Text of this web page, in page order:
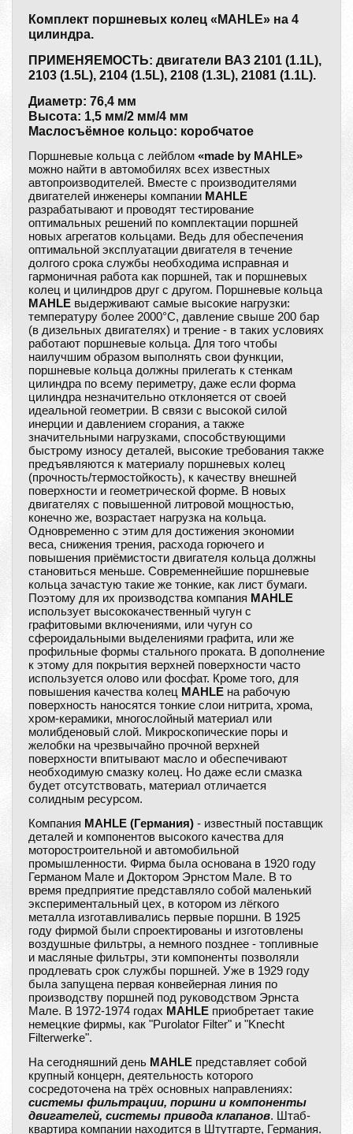
Комплект поршневых колец «MAHLE» на 4
цилиндра.
ПРИМЕНЯЕМОСТЬ: двигатели ВАЗ 2101 (1.1L),
2103 (1.5L), 2104 (1.5L), 2108 (1.3L), 21081 (1.1L).
Диаметр: 76,4 мм
Высота: 1,5 мм/2 мм/4 мм
Маслосъёмное кольцо: коробчатое
Поршневые кольца с лейблом «made by MAHLE»
можно найти в автомобилях всех известных
автопроизводителей. Вместе с производителями
двигателей инженеры компании MAHLE
разрабатывают и проводят тестирование
оптимальных решений по комплектации поршней
новых агрегатов кольцами. Ведь для обеспечения
оптимальной эксплуатации двигателя в течение
долгого срока службы необходима исправная и
гармоничная работа как поршней, так и поршневых
колец и цилиндров друг с другом. Поршневые кольца
MAHLE выдерживают самые высокие нагрузки:
температуру более 2000°C, давление свыше 200 бар
(в дизельных двигателях) и трение - в таких условиях
работают поршневые кольца. Для того чтобы
наилучшим образом выполнять свои функции,
поршневые кольца должны прилегать к стенкам
цилиндра по всему периметру, даже если форма
цилиндра незначительно отклоняется от своей
идеальной геометрии. В связи с высокой силой
инерции и давлением сгорания, а также
значительными нагрузками, способствующими
быстрому износу деталей, высокие требования также
предъявляются к материалу поршневых колец
(прочность/термостойкость), к качеству внешней
поверхности и геометрической форме. В новых
двигателях с повышенной литровой мощностью,
конечно же, возрастает нагрузка на кольца.
Одновременно с этим для достижения экономии
веса, снижения трения, расхода горючего и
повышения приёмистости двигателя кольца должны
становиться меньше. Современнейшие поршневые
кольца зачастую такие же тонкие, как лист бумаги.
Поэтому для их производства компания MAHLE
использует высококачественный чугун с
графитовыми включениями, или чугун со
сфероидальными выделениями графита, или же
профильные формы стального проката. В дополнение
к этому для покрытия верхней поверхности часто
используется олово или фосфат. Кроме того, для
повышения качества колец MAHLE на рабочую
поверхность наносятся тонкие слои нитрита, хрома,
хром-керамики, многослойный материал или
молибденовый слой. Микроскопические поры и
желобки на чрезвычайно прочной верхней
поверхности впитывают масло и обеспечивают
необходимую смазку колец. Но даже если смазка
будет отсутствовать, материал отличается
солидным ресурсом.
Компания MAHLE (Германия) - известный поставщик
деталей и компонентов высокого качества для
моторостроительной и автомобильной
промышленности. Фирма была основана в 1920 году
Германом Мале и Доктором Эрнстом Мале. В то
время предприятие представляло собой маленький
экспериментальный цех, в котором из лёгкого
металла изготавливались первые поршни. В 1925
году фирмой были спроектированы и изготовлены
воздушные фильтры, а немного позднее - топливные
и масляные фильтры, эти компоненты позволяли
продлевать срок службы поршней. Уже в 1929 году
была запущена первая конвейерная линия по
производству поршней под руководством Эрнста
Мале. В 1972-1974 годах MAHLE приобретает такие
немецкие фирмы, как "Purolator Filter" и "Knecht
Filterwerke".
На сегодняшний день MAHLE представляет собой
крупный концерн, деятельность которого
сосредоточена на трёх основных направлениях:
системы фильтрации, поршни и компоненты
двигателей, системы привода клапанов. Штаб-
квартира компании находится в Штутгарте, Германия.